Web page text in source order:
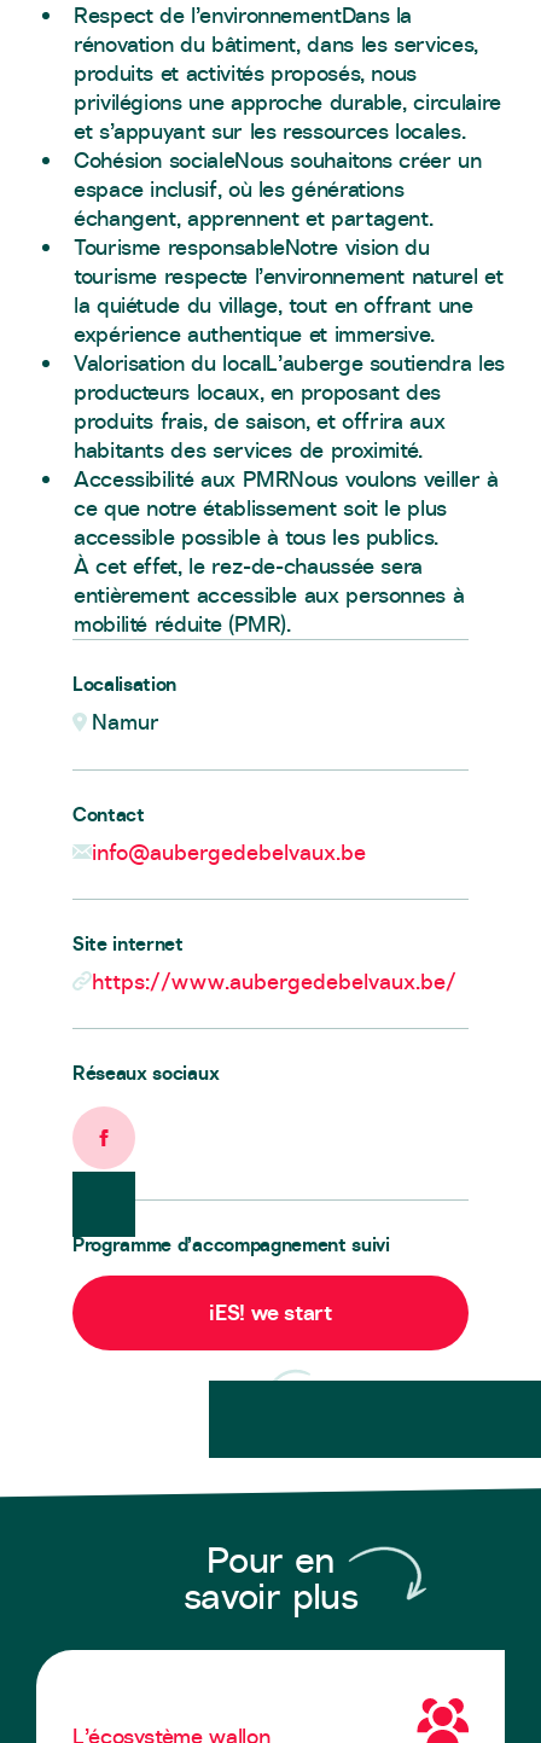
Respect de l’environnementDans la
rénovation du bâtiment, dans les services,
produits et activités proposés, nous
privilégions une approche durable, circulaire
et s’appuyant sur les ressources locales.
Cohésion socialeNous souhaitons créer un
espace inclusif, où les générations
échangent, apprennent et partagent.
Tourisme responsableNotre vision du
tourisme respecte l’environnement naturel et
la quiétude du village, tout en offrant une
expérience authentique et immersive.
Valorisation du localL’auberge soutiendra les
producteurs locaux, en proposant des
produits frais, de saison, et offrira aux
habitants des services de proximité.
Accessibilité aux PMRNous voulons veiller à
ce que notre établissement soit le plus
accessible possible à tous les publics.
À cet effet, le rez-de-chaussée sera
entièrement accessible aux personnes à
mobilité réduite (PMR).
Localisation
Namur
Contact
info@aubergedebelvaux.be
Site internet
https://www.aubergedebelvaux.be/
Réseaux sociaux
Facebook
Programme d’accompagnement suivi
iES! we start
Pour en
savoir plus
L’écosystème wallon